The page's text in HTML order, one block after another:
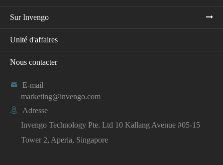
Sur Invengo
Unité d'affaires
Nous contacter

E-mail
marketing@invengo.com

Adresse
Invengo Technology Pte. Ltd 10 Kallang Avenue #05-15
Tower 2, Aperia, Singapore